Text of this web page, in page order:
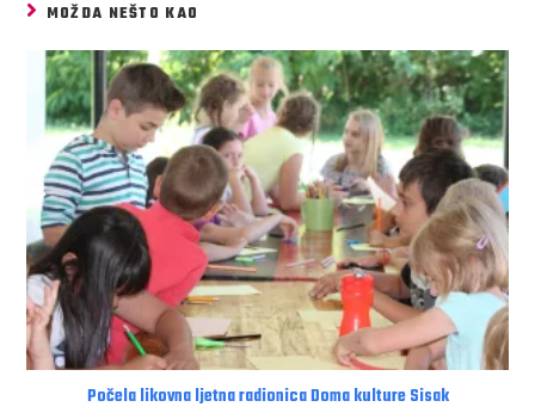
MOŽDA NEŠTO KAO
Počela likovna ljetna radionica Doma kulture Sisak